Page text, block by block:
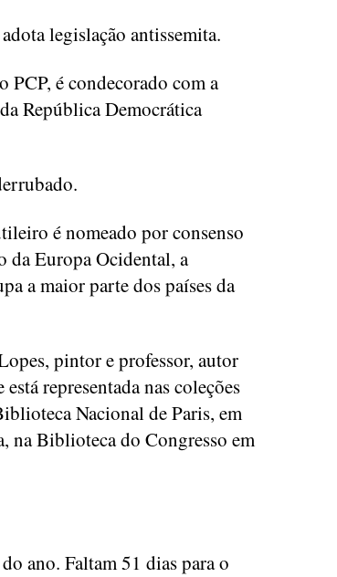
legislação antissemita.
é condecorado com a
República Democrática
é nomeado por consenso
da Europa Ocidental, a
a maior parte dos países da
pintor e professor, autor
representada nas coleções
Nacional de Paris, em
na Biblioteca do Congresso em
ano. Faltam 51 dias para o